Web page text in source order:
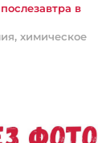
в
химическое